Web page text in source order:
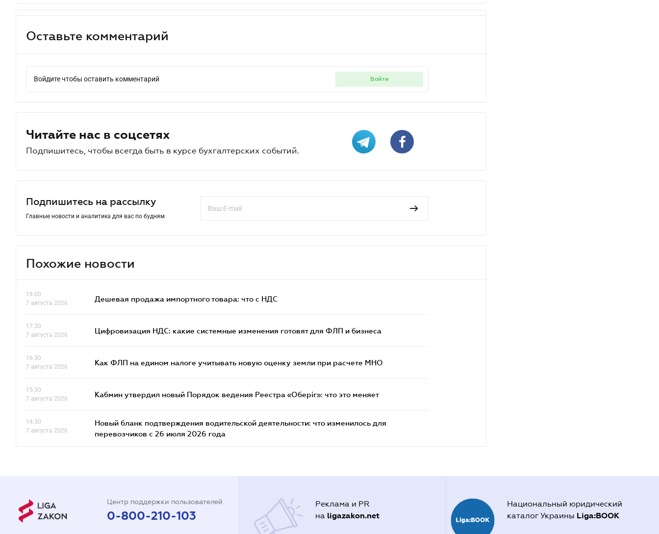
Оставьте комментарий
Войдите чтобы оставить комментарий войти
Читайте нас в соцсетях
Подпишитесь, чтобы всегда быть в курсе бухгалтерских событий.
Подпишитесь на рассылку
Главные новости и аналитика для вас по будням
Похожие новости
18.00
7 августа 2026
Дешевая продажа импортного товара: что c НДС
17.30
7 августа 2026
Цифровизация НДС: какие системные изменения готовят для ФЛП и бизнеса
16.30
7 августа 2026
Как ФЛП на едином налоге учитывать новую оценку земли при расчете МНО
15.30
7 августа 2026
Кабмин утвердил новый Порядок ведения Реестра «Оберіг»: что это меняет
14.30
7 августа 2026
Новый бланк подтверждения водительской деятельности: что изменилось для
перевозчиков с 26 июля 2026 года
Центр поддержки пользователей
0-800-210-103
Реклама и PR
на ligazakon.net
Национальный юридический
каталог Украины Liga:BOOK